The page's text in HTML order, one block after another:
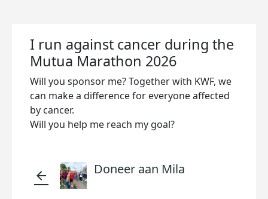
I run against cancer during the
Mutua Marathon 2026
Will you sponsor me? Together with KWF, we
can make a difference for everyone affected
by cancer.
Will you help me reach my goal?
arrow_back Doneer aan Mila